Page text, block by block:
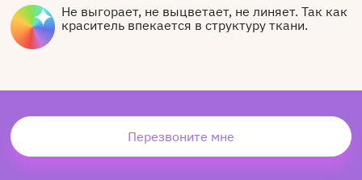
Не выгорает, не выцветает, не линяет. Так как
краситель впекается в структуру ткани.
Перезвоните мне